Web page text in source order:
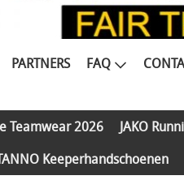
PARTNERS FAQ
Teamwear 2026 JAKO
Keeperhandschoenen